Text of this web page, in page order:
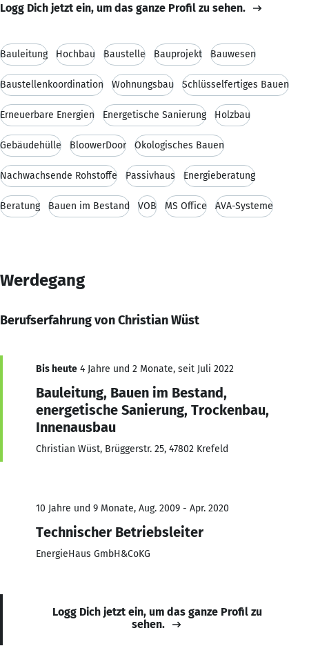
Logg Dich jetzt ein, um das ganze Profil zu sehen.
Bauleitung Hochbau Baustelle Bauprojekt Bauwesen
Baustellenkoordination Wohnungsbau Schlüsselfertiges Bauen
Erneuerbare Energien Energetische Sanierung Holzbau
Gebäudehülle BloowerDoor Ökologisches Bauen
Nachwachsende Rohstoffe Passivhaus Energieberatung
Beratung Bauen im Bestand VOB MS Office AVA-Systeme
Werdegang
Berufserfahrung von Christian Wüst
Bis heute 4 Jahre und 2 Monate, seit Juli 2022
Bauleitung, Bauen im Bestand,
energetische Sanierung, Trockenbau,
Innenausbau
Christian Wüst, Brüggerstr. 25, 47802 Krefeld
10 Jahre und 9 Monate, Aug. 2009 - Apr. 2020
Technischer Betriebsleiter
EnergieHaus GmbH&CoKG
Logg Dich jetzt ein, um das ganze Profil zu
sehen.